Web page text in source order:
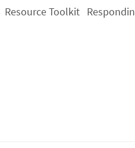
Resource Toolkit